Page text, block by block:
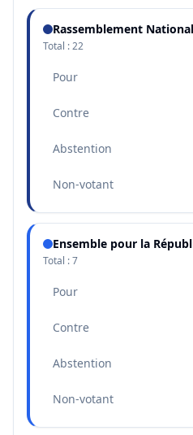
Rassemblement National
Total :22
Pour
Contre
Abstention
Non-votant
Ensemble pour la
Total :7
Pour
Contre
Abstention
Non-votant